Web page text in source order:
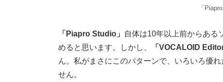
「
「Piapro Studio」
自体は10年以上前からある
めると思います。しかし、
「VOCALOID Editor
ん。私がまさにこのパターンで、いろいろ優
せん。